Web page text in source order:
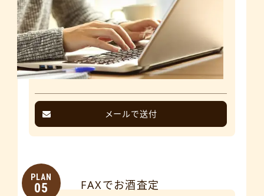
メールで送付
PLAN
05 FAXでお酒査定